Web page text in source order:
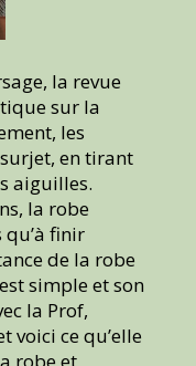
la revue
sur la
les
en tirant
aiguilles.
la robe
finir
de la robe
simple et son
la Prof,
voici ce qu’elle